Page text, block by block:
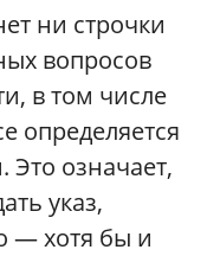
ни строчки
вопросов
в том числе
определяется
означает,
указ,
— хотя бы и